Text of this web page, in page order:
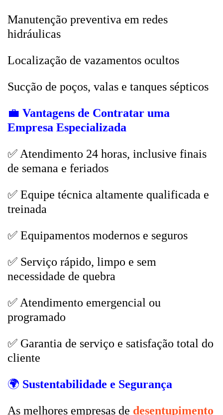
Manutenção preventiva em redes
hidráulicas
Localização de vazamentos ocultos
Sucção de poços, valas e tanques sépticos
💼 Vantagens de Contratar uma
Empresa Especializada
✅ Atendimento 24 horas, inclusive finais
de semana e feriados
✅ Equipe técnica altamente qualificada e
treinada
✅ Equipamentos modernos e seguros
✅ Serviço rápido, limpo e sem
necessidade de quebra
✅ Atendimento emergencial ou
programado
✅ Garantia de serviço e satisfação total do
cliente
🌍 Sustentabilidade e Segurança
As melhores empresas de desentupimento